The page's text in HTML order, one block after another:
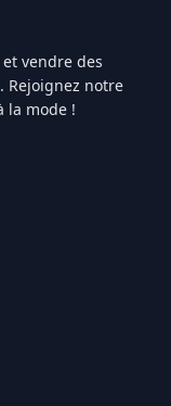
vendre des
Rejoignez notre
la mode !